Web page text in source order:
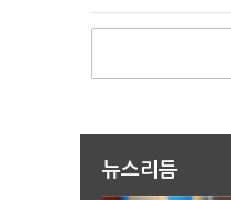
뉴스리듬